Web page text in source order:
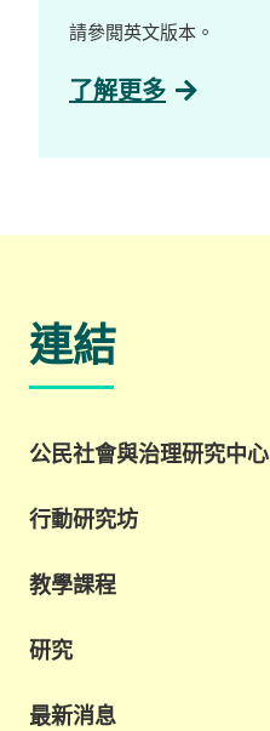
請參閲英文版本。
了解更多
連結
公民社會與治理研究中心
行動研究坊
教學課程
研究
最新消息